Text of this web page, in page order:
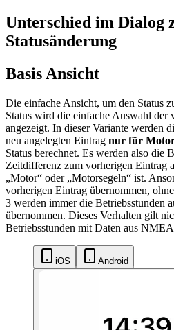
Unterschied im Dialog
Statusänderung
Basis Ansicht
Die einfache Ansicht, um den Status
Status wird die einfache Auswahl der
angezeigt. In dieser Variante werden
neu angelegten Eintrag nur für
Status berechnet. Es werden also die
Zeitdifferenz zum vorherigen Eintrag
„Motor“ oder „Motorsegeln“ ist.
vorherigen Eintrag übernommen,
3 werden immer die Betriebsstunden
übernommen. Dieses Verhalten gilt
Betriebsstunden mit Daten aus
iOS Android